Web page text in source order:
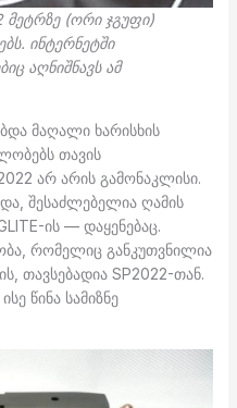
მეტრზე (ორი ჯგუფი)
ინტერნეტში
აღნიშნავს ამ
მაღალი ხარისხის
თავის
არ არის გამონაკლისი.
შესაძლებელია ღამის
ის — დაყენებაც.
რომელიც განკუთვნილია
თავსებადია SP2022-თან.
წინა სამიზნე